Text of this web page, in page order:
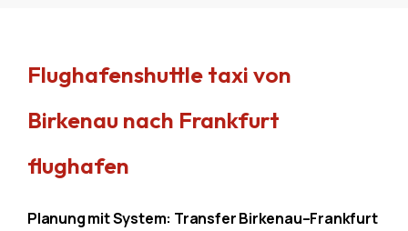
Flughafenshuttle taxi von
Birkenau nach Frankfurt
flughafen
Planung mit System: Transfer Birkenau–Frankfurt